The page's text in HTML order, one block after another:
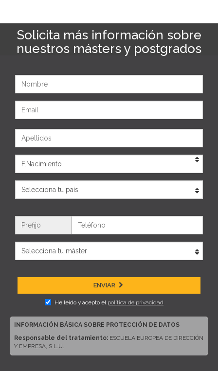
Solicita más información sobre
nuestros másters y postgrados
ENVIAR
He leído y acepto el política de privacidad
INFORMACIÓN BÁSICA SOBRE PROTECCIÓN DE DATOS
Responsable del tratamiento: ESCUELA EUROPEA DE DIRECCIÓN
Y EMPRESA, S.L.U.